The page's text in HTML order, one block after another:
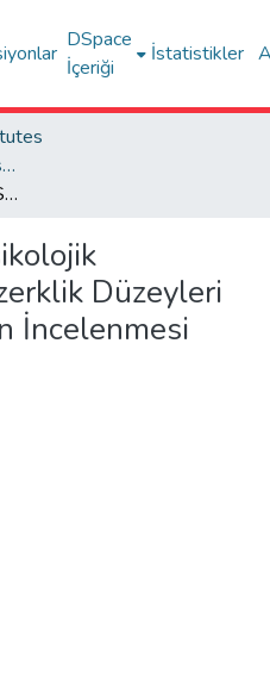
DSpace
İçeriği
İstatistikler
Lisansüstü Eğitim Enstitüsü Tez Koleksiyonu
Öğretmenlerin Psikolojik Sermayeleri ile Özerklik Düzeyleri Arasındaki İlişkinin İncelenmesi
Düzeyleri
İncelenmesi